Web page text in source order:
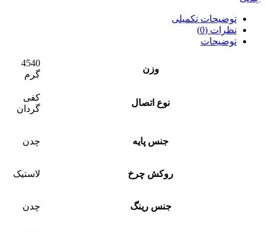
توضیحات تکمیلی
نظرات (0)
توضیحات
وزن
4540
گرم
نوع اتصال
کفی
گردان
جنس پایه چدن
روکش چرخ لاستیک
جنس رینگ چدن